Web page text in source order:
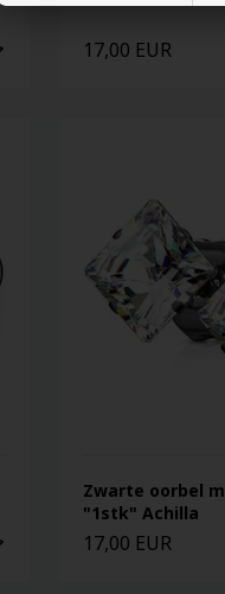
17,00 EUR
Zwarte oorbel
"1stk" Achilla
17,00 EUR